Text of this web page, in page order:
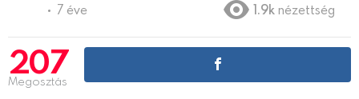
7 éve 1.9k nézettség
207
Megosztás